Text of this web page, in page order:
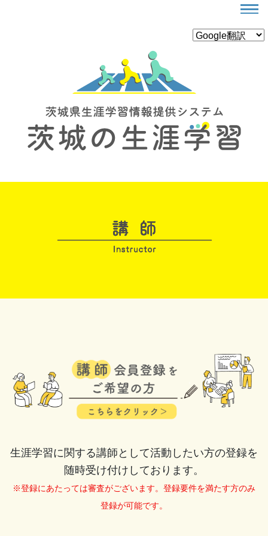
生涯学習に関する講師として活動したい方の登録を
随時受け付けしております。
※登録にあたっては審査がございます。登録要件を満たす方のみ
登録が可能です。